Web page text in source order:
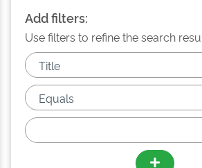
Add filters:
Use filters to refine the search